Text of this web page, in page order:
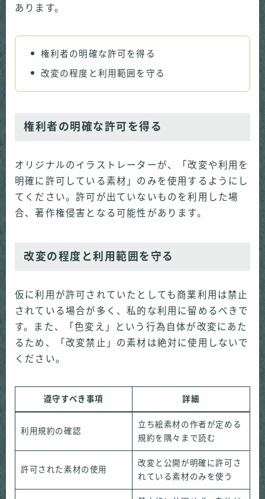
あります。
権利者の明確な許可を得る
改変の程度と利用範囲を守る
権利者の明確な許可を得る
オリジナルのイラストレーターが、「改変や利用を
明確に許可している素材」のみを使用するようにし
てください。許可が出ていないものを利用した場
合、著作権侵害となる可能性があります。
改変の程度と利用範囲を守る
仮に利用が許可されていたとしても商業利用は禁止
されている場合が多く、私的な利用に留めるべきで
す。また、「色変え」という行為自体が改変にあた
るため、「改変禁止」の素材は絶対に使用しないで
ください。
遵守すべき事項 詳細
利用規約の確認
立ち絵素材の作者が定める
規約を隅々まで読む
許可された素材の使用
改変と公開が明確に許可さ
れている素材のみを使う